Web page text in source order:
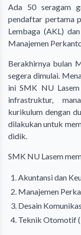
Ada 50 seragam
pendaftar pertama
Lembaga (AKL)
Manajemen
Berakhirnya bulan
segera dimulai.
ini SMK NU
infrastruktur,
kurikulum dengan
dilakukan untuk
didik.
SMK NU Lasem
Akuntansi dan
Manajemen
Desain
Teknik Otomotif